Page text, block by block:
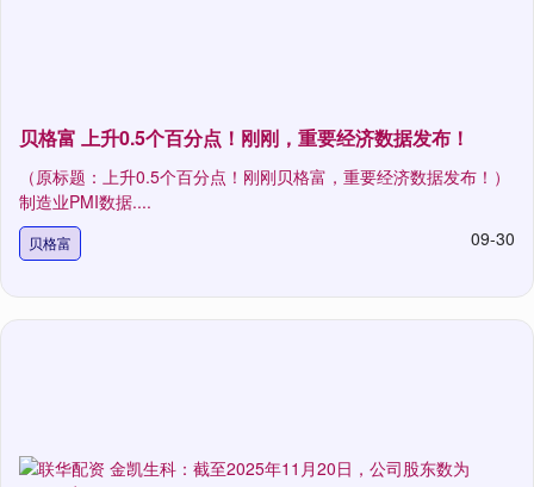
贝格富 上升0.5个百分点！刚刚，重要经济数据发布！
（原标题：上升0.5个百分点！刚刚贝格富，重要经济数据发布！）
制造业PMI数据....
贝格富 09-30